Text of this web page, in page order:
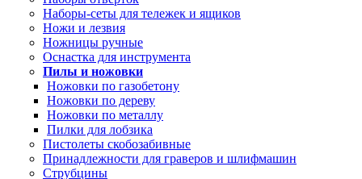
Наборы-сеты для тележек и ящиков
Ножи и лезвия
Ножницы ручные
Оснастка для инструмента
Пилы и ножовки
Ножовки по газобетону
Ножовки по дереву
Ножовки по металлу
Пилки для лобзика
Пистолеты скобозабивные
Принадлежности для граверов и шлифмашин
Струбцины